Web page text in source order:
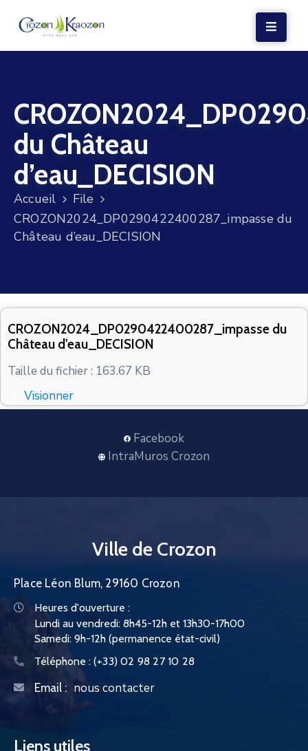
VIE
LOCALE
VIE
SOCIALE
TERRE
ET
MER
du Château
d’eau_DECISION
Accueil
File
CROZON2024_DP0290422400287_impasse du
Château d’eau_DECISION
CROZON2024_DP0290422400287_impasse du
Château d'eau_DECISION
Taille du fichier : 163.67 KB
Visionner
Facebook
IntraMuros Crozon
Ville de Crozon
Place Léon Blum, 29160 Crozon
Heures d'ouverture :
Lundi au vendredi: 8h45-12h et 13h30-17h00
Samedi: 9h-12h (permanence état-civil)
Téléphone : (+33) 02 98 27 10 28
Email : nous contacter
Liens utiles